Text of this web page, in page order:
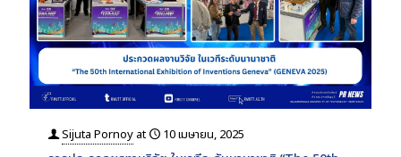
Sijuta Pornoy at 10 เมษายน, 2025